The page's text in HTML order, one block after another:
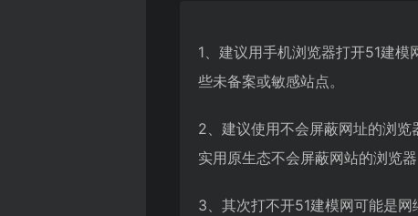
1、建议用手机浏览器打开51建
些未备案或敏感站点。
2、建议使用不会屏蔽网址的浏
实用原生态不会屏蔽网站的浏览
3、其次打不开51建模网可能是